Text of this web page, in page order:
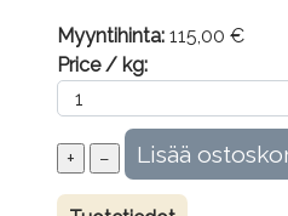
Myyntihinta: 115,00 €
Price / kg: